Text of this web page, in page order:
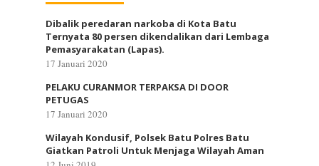
Dibalik peredaran narkoba di Kota Batu
Ternyata 80 persen dikendalikan dari Lembaga
Pemasyarakatan (Lapas).
17 Januari 2020
PELAKU CURANMOR TERPAKSA DI DOOR
PETUGAS
17 Januari 2020
Wilayah Kondusif, Polsek Batu Polres Batu
Giatkan Patroli Untuk Menjaga Wilayah Aman